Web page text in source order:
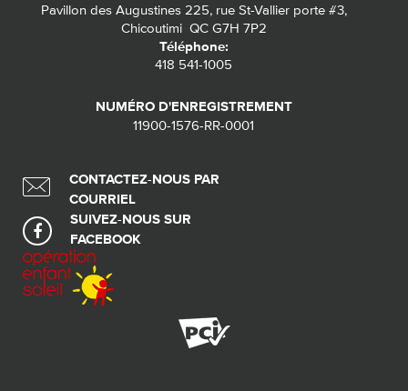
Pavillon des Augustines 225, rue St-Vallier porte #3,
Chicoutimi QC G7H 7P2
Téléphone:
418 541-1005
NUMÉRO D'ENREGISTREMENT
11900-1576-RR-0001
CONTACTEZ-NOUS PAR
COURRIEL
SUIVEZ-NOUS SUR
FACEBOOK